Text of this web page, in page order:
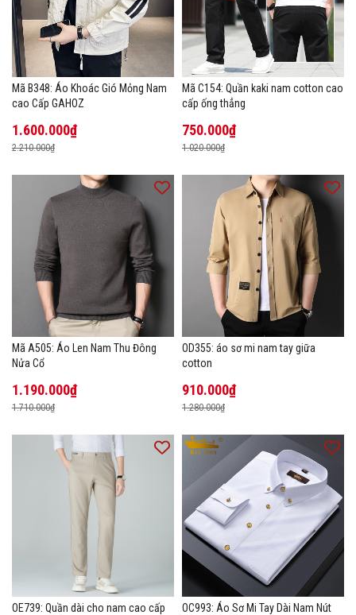
Mã B348: Áo Khoác Gió Mỏng Nam
cao Cấp GAHOZ
1.600.000₫
2.210.000₫
Mã C154: Quần kaki nam cotton cao
cấp ống thẳng
750.000₫
1.020.000₫
Mã A505: Áo Len Nam Thu Đông
Nửa Cổ
1.190.000₫
1.710.000₫
OD355: áo sơ mi nam tay giữa
cotton
910.000₫
1.280.000₫
OE739: Quần dài cho nam cao cấp
OC993: Áo Sơ Mi Tay Dài Nam Nút